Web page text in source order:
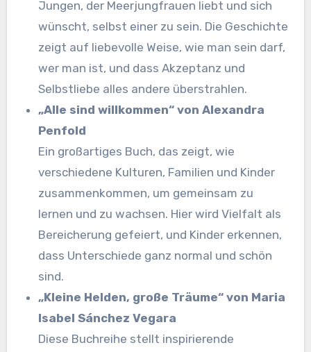
Jungen, der Meerjungfrauen liebt und sich
wünscht, selbst einer zu sein. Die Geschichte
zeigt auf liebevolle Weise, wie man sein darf,
wer man ist, und dass Akzeptanz und
Selbstliebe alles andere überstrahlen.
„Alle sind willkommen“ von Alexandra
Penfold
Ein großartiges Buch, das zeigt, wie
verschiedene Kulturen, Familien und Kinder
zusammenkommen, um gemeinsam zu
lernen und zu wachsen. Hier wird Vielfalt als
Bereicherung gefeiert, und Kinder erkennen,
dass Unterschiede ganz normal und schön
sind.
„Kleine Helden, große Träume“ von Maria
Isabel Sánchez Vegara
Diese Buchreihe stellt inspirierende